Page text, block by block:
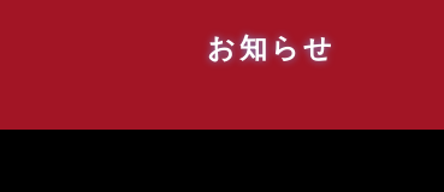
お知らせ